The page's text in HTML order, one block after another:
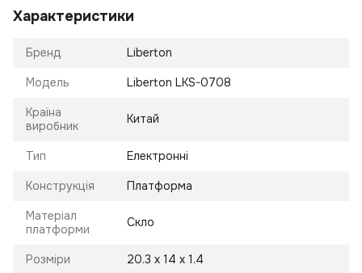
Характеристики
Бренд Liberton
Модель Liberton LKS-0708
Країна
виробник
Китай
Тип Електронні
Конструкція Платформа
Матеріал
платформи
Скло
Розміри 20.3 х 14 х 1.4